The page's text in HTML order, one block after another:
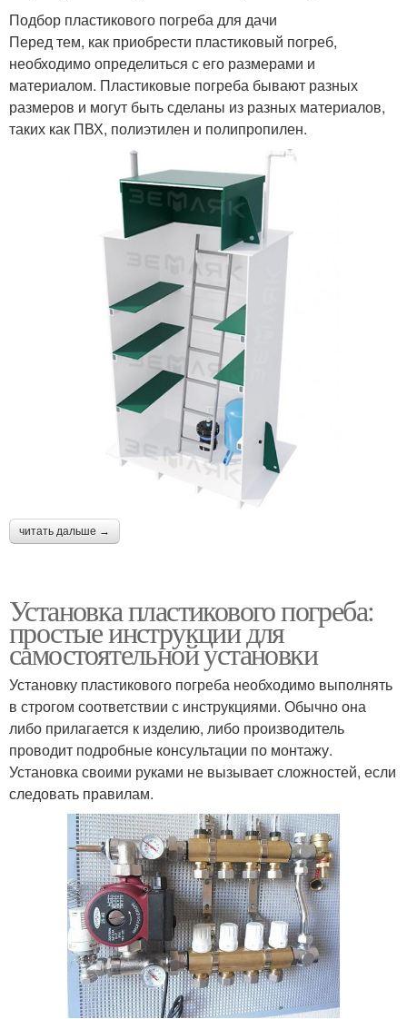
Подбор пластикового погреба для дачи
Перед тем, как приобрести пластиковый погреб,
необходимо определиться с его размерами и
материалом. Пластиковые погреба бывают разных
размеров и могут быть сделаны из разных материалов,
таких как ПВХ, полиэтилен и полипропилен.
читать дальше →
Установка пластикового погреба:
простые инструкции для
самостоятельной установки
Установку пластикового погреба необходимо выполнять
в строгом соответствии с инструкциями. Обычно она
либо прилагается к изделию, либо производитель
проводит подробные консультации по монтажу.
Установка своими руками не вызывает сложностей, если
следовать правилам.